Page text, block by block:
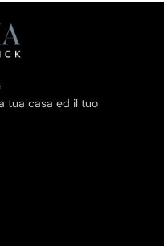
tua casa ed il tuo